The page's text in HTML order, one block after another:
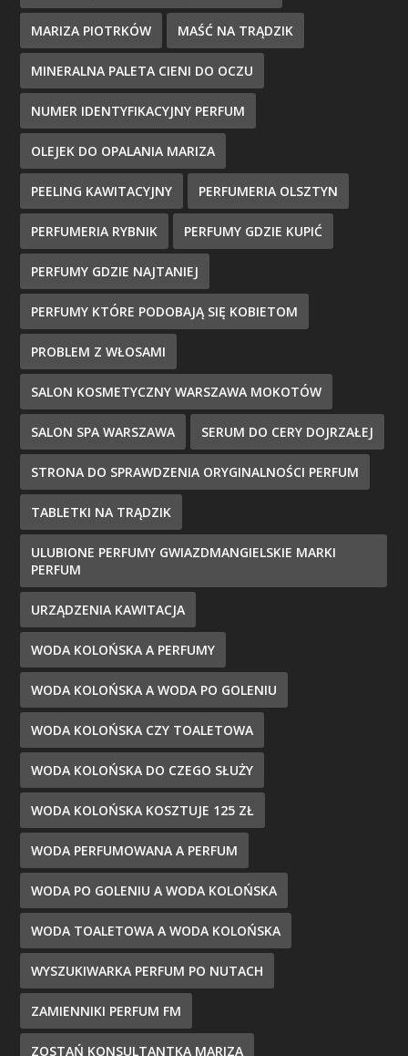
MARIZA PIOTRKÓW MAŚĆ NA TRĄDZIK
MINERALNA PALETA CIENI DO OCZU
NUMER IDENTYFIKACYJNY PERFUM
OLEJEK DO OPALANIA MARIZA
PEELING KAWITACYJNY PERFUMERIA OLSZTYN
PERFUMERIA RYBNIK PERFUMY GDZIE KUPIĆ
PERFUMY GDZIE NAJTANIEJ
PERFUMY KTÓRE PODOBAJĄ SIĘ KOBIETOM
PROBLEM Z WŁOSAMI
SALON KOSMETYCZNY WARSZAWA MOKOTÓW
SALON SPA WARSZAWA SERUM DO CERY DOJRZAŁEJ
STRONA DO SPRAWDZENIA ORYGINALNOŚCI PERFUM
TABLETKI NA TRĄDZIK
ULUBIONE PERFUMY GWIAZDMANGIELSKIE MARKI
PERFUM
URZĄDZENIA KAWITACJA
WODA KOLOŃSKA A PERFUMY
WODA KOLOŃSKA A WODA PO GOLENIU
WODA KOLOŃSKA CZY TOALETOWA
WODA KOLOŃSKA DO CZEGO SŁUŻY
WODA KOLOŃSKA KOSZTUJE 125 ZŁ
WODA PERFUMOWANA A PERFUM
WODA PO GOLENIU A WODA KOLOŃSKA
WODA TOALETOWA A WODA KOLOŃSKA
WYSZUKIWARKA PERFUM PO NUTACH
ZAMIENNIKI PERFUM FM
ZOSTAŃ KONSULTANTKĄ MARIZA